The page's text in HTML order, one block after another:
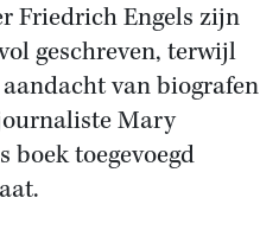
Friedrich Engels zijn
geschreven, terwijl
van biografen
Mary
boek toegevoegd